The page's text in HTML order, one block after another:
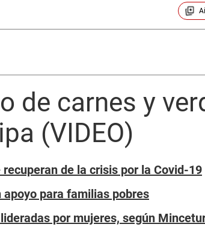
de carnes y
(VIDEO)
de la crisis por la Covid-19
apoyo para familias pobres
por mujeres, según